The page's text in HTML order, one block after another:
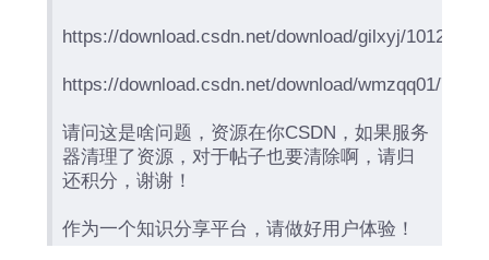
https://download.csdn.net/download/gilxyj/10122084
https://download.csdn.net/download/wmzqq01/
请问这是啥问题，资源在你CSDN，如果服务
器清理了资源，对于帖子也要清除啊，请归
还积分，谢谢！
作为一个知识分享平台，请做好用户体验！